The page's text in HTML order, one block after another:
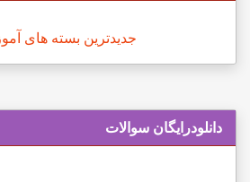
جدیدترین بسته های
دانلودرایگان سوالات